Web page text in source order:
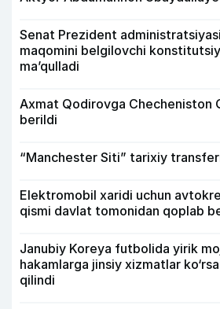
Senat Prezident
maqomini belgilovchi
ma’qulladi
Axmat Qodirovga Checheniston
berildi
“Manchester Siti” tarixiy
Elektromobil xaridi uchun
qismi davlat tomonidan qoplab
Janubiy Koreya futbolida yirik
hakamlarga jinsiy xizmatlar
qilindi